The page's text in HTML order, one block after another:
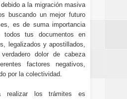
a la migración masiva
buscando un mejor futuro
es de suma importancia
todos tus documentos en
legalizados y apostillados,
dolor de cabeza
factores negativos,
por la colectividad.
realizar los trámites es